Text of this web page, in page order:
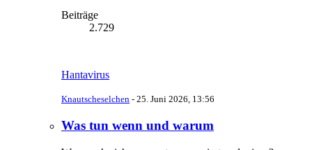
Beiträge
2.729
Hantavirus
Knautscheselchen - 25. Juni 2026, 13:56
Was tun wenn und warum